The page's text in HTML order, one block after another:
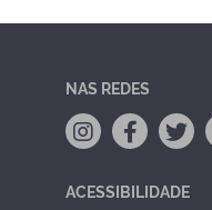
NAS REDES
ACESSIBILIDADE